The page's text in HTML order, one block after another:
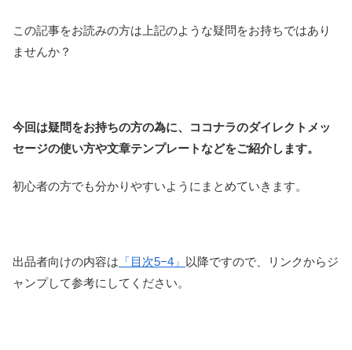
この記事をお読みの方は上記のような疑問をお持ちではあり
ませんか？
今回は疑問をお持ちの方の為に、ココナラのダイレクトメッ
セージの使い方や文章テンプレートなどをご紹介します。
初心者の方でも分かりやすいようにまとめていきます。
出品者向けの内容は 「目次5−4」
以降ですので、リンクからジ
ャンプして参考にしてください。